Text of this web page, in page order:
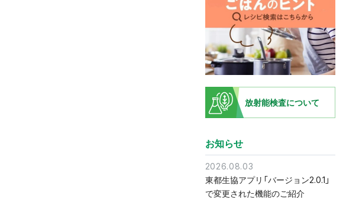
放射能検査について
お知らせ
2026.08.03
東都生協アプリ「バージョン2.0.1」
で変更された機能のご紹介